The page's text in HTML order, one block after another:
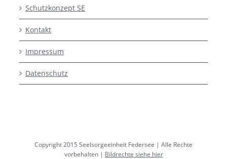
Schutzkonzept SE
Kontakt
Impressum
Datenschutz
Copyright 2015 Seelsorgeeinheit Federsee | Alle Rechte
vorbehalten | Bildrechte siehe hier